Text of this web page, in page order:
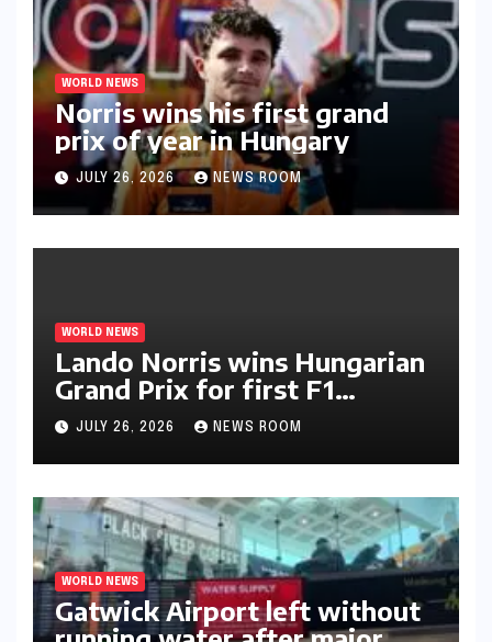
WORLD NEWS
Norris wins his first grand
prix of year in Hungary​​
JULY 26, 2026 NEWS ROOM
WORLD NEWS
Lando Norris wins Hungarian
Grand Prix for first F1
triumph in 2026​​
JULY 26, 2026 NEWS ROOM
WORLD NEWS
Gatwick Airport left without